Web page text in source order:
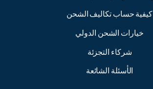
كيفية حساب تكاليف الشحن
خيارات الشحن الدولي
شركاء التجزئة
الأسئلة الشائعة